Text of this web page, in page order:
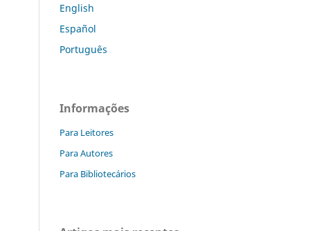
English
Español
Português
Informações
Para Leitores
Para Autores
Para Bibliotecários